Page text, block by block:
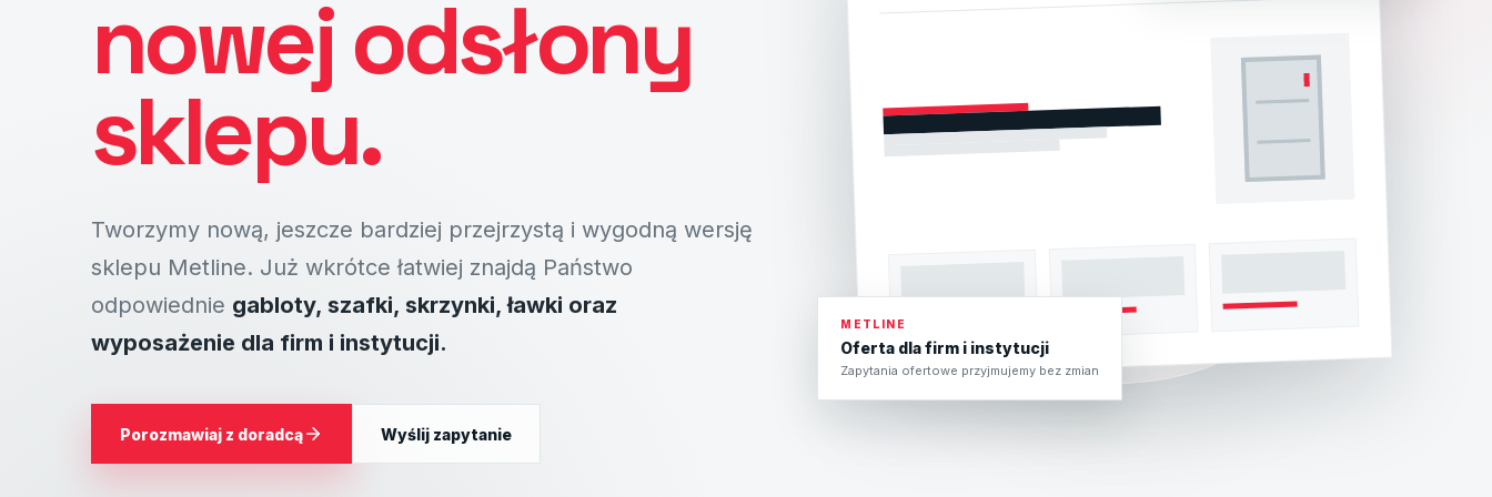
nowej odsłony
sklepu.
Tworzymy nową, jeszcze bardziej przejrzystą i wygodną wersję
sklepu Metline. Już wkrótce łatwiej znajdą Państwo
odpowiednie gabloty, szafki, skrzynki, ławki oraz
wyposażenie dla firm i instytucji.
Porozmawiaj z doradcą Wyślij zapytanie
METLINE
Oferta dla firm i instytucji
Zapytania ofertowe przyjmujemy bez zmian